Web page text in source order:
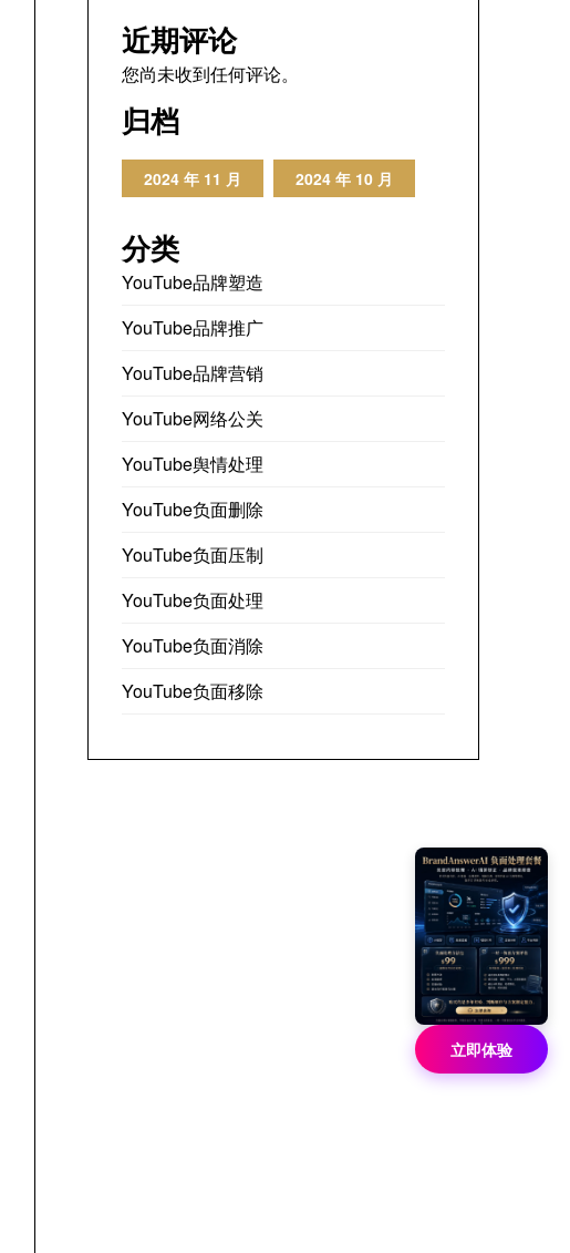
近期评论
您尚未收到任何评论。
归档
2024 年 11 月 2024 年 10 月
分类
YouTube品牌塑造
YouTube品牌推广
YouTube品牌营销
YouTube网络公关
YouTube舆情处理
YouTube负面删除
YouTube负面压制
YouTube负面处理
YouTube负面消除
YouTube负面移除
立即体验